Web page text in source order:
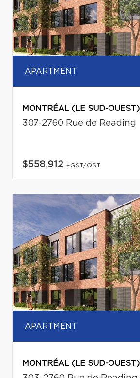
APARTMENT
MONTRÉAL (LE SUD-OUEST)
307-2760 Rue de Reading
$558,912 +GST/QST
APARTMENT
MONTRÉAL (LE SUD-OUEST)